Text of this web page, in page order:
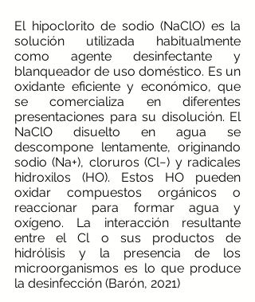
El hipoclorito de sodio (NaClO) es la
solución utilizada habitualmente
como agente desinfectante y
blanqueador de uso doméstico. Es un
oxidante eficiente y económico, que
se comercializa en diferentes
presentaciones para su disolución. El
NaClO disuelto en agua se
descompone lentamente, originando
sodio (Na+), cloruros (Cl−) y radicales
hidroxilos (HO). Estos HO pueden
oxidar compuestos orgánicos o
reaccionar para formar agua y
oxígeno. La interacción resultante
entre el Cl o sus productos de
hidrólisis y la presencia de los
microorganismos es lo que produce
la desinfección (Barón, 2021)